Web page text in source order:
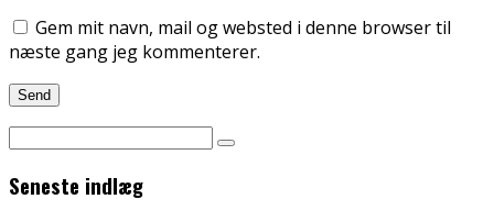
Gem mit navn, mail og websted i denne browser til
næste gang jeg kommenterer.
Seneste indlæg